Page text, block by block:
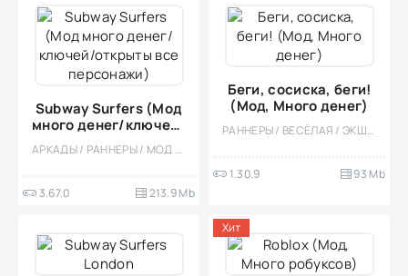
Subway Surfers (Мод
много денег/ключей/
открыты все
персонажи)
АРКАДЫ / РАННЕРЫ / МОД / СТИЛИЗАЦИЯ / ОФЛАЙН / ОДНОПОЛЬЗОВАТЕЛЬСКИЕ / ДЛЯ ДЕТЕЙ / ДЕВОЧКАМ / ПЛАТФОРМЕРЫ / ВСТРОЕННЫЙ КЕШ
3.67.0 213.9 Mb
Беги, сосиска, беги!
(Мод, Много денег)
РАННЕРЫ / ВЕСЁЛАЯ / ЭКШЕНЫ / ПЛАТФОРМЕРЫ / КАЗУАЛЬНЫЕ / ОДНОПОЛЬЗОВАТЕЛЬСКИЕ / СТИЛИЗАЦИЯ / ОФЛАЙН / МОД / ПО МУЛЬТФИЛЬМАМ / ВСТРОЕННЫЙ КЕШ / МАЛЕНЬКАЯ
1.30.9 93 Mb
Хит